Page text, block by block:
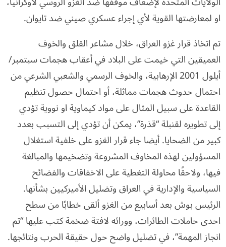
او لمعارضتها القوية لأي إجراء عسكري صيني ضد تايوان.
تم اتخاذ قرار غزو العراق، خلال مشاعر القلق والخوف
العميقين التي خيمت على البلاد في أعقاب هجمات سبتمبر/
أيلول 2001 الإرهابية، والخوف الرسمي والشعبي الشرعي من
احتمال حدوث هجمات مماثلة، أو احتمال حصول تنظيم
القاعدة على سبيل المثال على مواد كيماوية او نووية تؤدي
إلى تطويره لقنبلة “قذرة”، يمكن أن تؤدي إلى التسبب بعدد
كبير من الضحايا. أيضا جاء قرار الغزو على خلفية استغلال
المسؤولين لهذه المخاوف المشروعة وتضخيمها والمبالغة
فيها، ولاحقًا محاولة التغطية على الاخفاقات والفضائح
السياسية والإدارية في العراق وتضليل الأميركيين بشأنها.
الرئيس بوش بعد أسابيع من الغزو ألقى خطابًا من سطح
احدى حاملات الطائرات، وورائه لافتة ضخمة كتب عليها “تم
انجاز المهمة”، في تضليل واضح حول حقيقة الحرب ونتائجها.